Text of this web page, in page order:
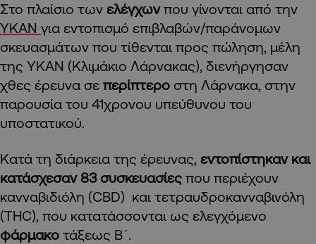
Στο πλαίσιο των ελέγχωνπου γίνονται από την
ΥΚΑΝ για εντοπισμό επιβλαβών/παράνομων
σκευασμάτων που τίθενται προς πώληση, μέλη
της ΥΚΑΝ (Κλιμάκιο Λάρνακας), διενήργησαν
χθες έρευνα σε περίπτερο στη Λάρνακα, στην
παρουσία του 41χρονου υπεύθυνου του
υποστατικού.
Κατά τη διάρκεια της έρευνας, εντοπίστηκαν και
κατάσχεσαν 83 συσκευασίες που περιέχουν
κανναβιδιόλη (CBD) και τετραυδροκανναβινόλη
(THC), που κατατάσσονται ως ελεγχόμενο
φάρμακο τάξεως Β΄.